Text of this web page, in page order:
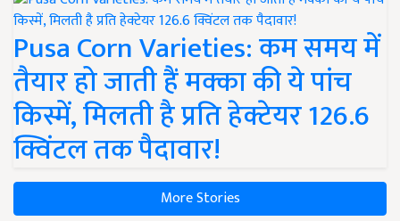
Pusa Corn Varieties: कम समय में
तैयार हो जाती हैं मक्का की ये पांच
किस्में, मिलती है प्रति हेक्टेयर 126.6
क्विंटल तक पैदावार!
More Stories